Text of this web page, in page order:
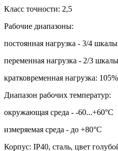
Класс точности: 2,5
Рабочие диапазоны:
постоянная нагрузка - 3/4
переменная нагрузка - 2/3
кратковременная нагрузка:
Диапазон рабочих температур:
окружающая среда - -60...+60°С
измеряемая среда - до +80°С
Корпус: IP40, сталь, цвет